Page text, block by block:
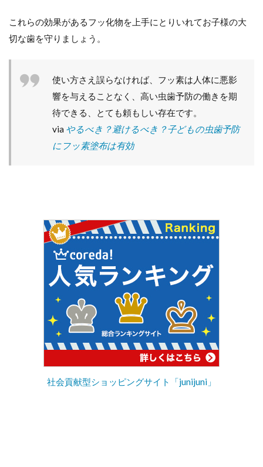
これらの効果があるフッ化物を上手にとりいれてお子様の大
切な歯を守りましょう。
使い方さえ誤らなければ、フッ素は人体に悪影
響を与えることなく、高い虫歯予防の働きを期
待できる、とても頼もしい存在です。
via やるべき？避けるべき？子どもの虫歯予防
にフッ素塗布は有効
社会貢献型ショッピングサイト「junijuni」